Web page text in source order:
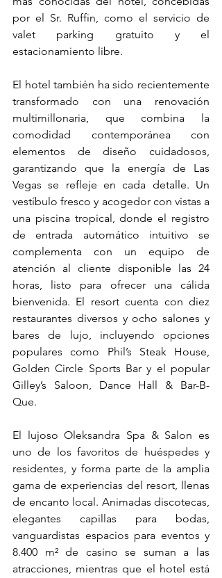
por el Sr. Ruffin, como el servicio de
valet parking gratuito y el
estacionamiento libre.
El hotel también ha sido recientemente
transformado con una renovación
multimillonaria, que combina la
comodidad contemporánea con
elementos de diseño cuidadosos,
garantizando que la energía de Las
Vegas se refleje en cada detalle. Un
vestíbulo fresco y acogedor con vistas a
una piscina tropical, donde el registro
de entrada automático intuitivo se
complementa con un equipo de
atención al cliente disponible las 24
horas, listo para ofrecer una cálida
bienvenida. El resort cuenta con diez
restaurantes diversos y ocho salones y
bares de lujo, incluyendo opciones
populares como Phil’s Steak House,
Golden Circle Sports Bar y el popular
Gilley’s Saloon, Dance Hall & Bar-B-
Que.
El lujoso Oleksandra Spa & Salon es
uno de los favoritos de huéspedes y
residentes, y forma parte de la amplia
gama de experiencias del resort, llenas
de encanto local. Animadas discotecas,
elegantes capillas para bodas,
vanguardistas espacios para eventos y
8.400 m² de casino se suman a las
atracciones, mientras que el hotel está